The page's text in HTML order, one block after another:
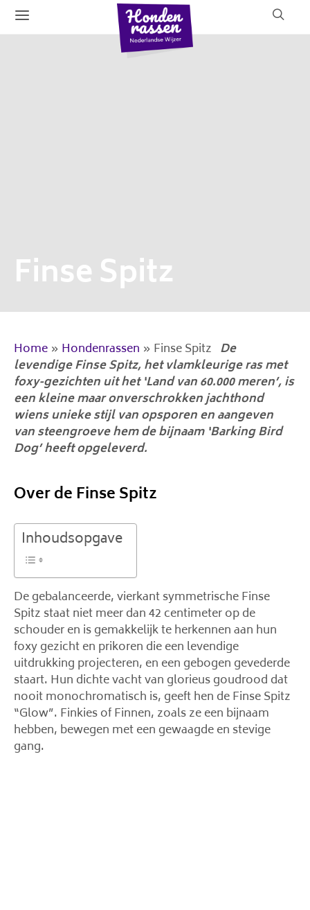
Finse Spitz
Home » Hondenrassen » Finse Spitz De
levendige Finse Spitz, het vlamkleurige ras met
foxy-gezichten uit het ‘Land van 60.000 meren’, is
een kleine maar onverschrokken jachthond
wiens unieke stijl van opsporen en aangeven
van steengroeve hem de bijnaam ‘Barking Bird
Dog’ heeft opgeleverd.
Over de Finse Spitz
Inhoudsopgave
De gebalanceerde, vierkant symmetrische Finse
Spitz staat niet meer dan 42 centimeter op de
schouder en is gemakkelijk te herkennen aan hun
foxy gezicht en prikoren die een levendige
uitdrukking projecteren, en een gebogen gevederde
staart. Hun dichte vacht van glorieus goudrood dat
nooit monochromatisch is, geeft hen de Finse Spitz
“Glow”. Finkies of Finnen, zoals ze een bijnaam
hebben, bewegen met een gewaagde en stevige
gang.